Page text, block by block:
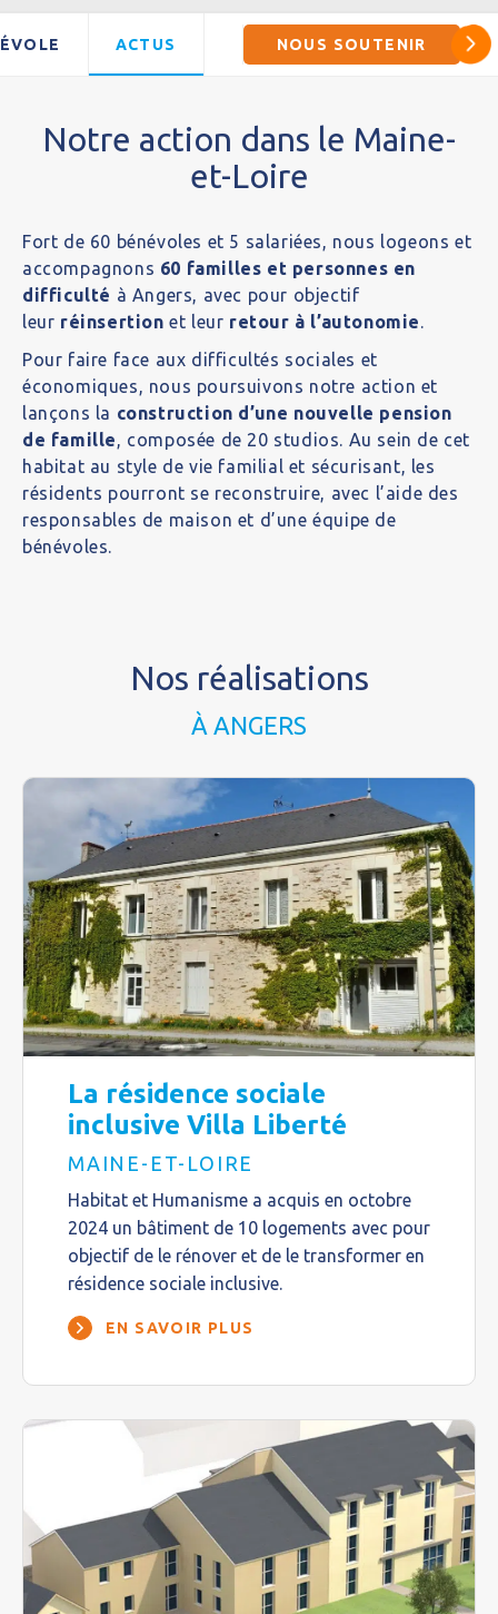
ACTUS NOUS SOUTENIR
Notre action dans le Maine-
et-Loire
Fort de 60 bénévoles et 5 salariées, nous logeons et
accompagnons 60 familles et personnes en
difficulté à Angers, avec pour objectif
leur réinsertion et leur retour à l’autonomie.
Pour faire face aux difficultés sociales et
économiques, nous poursuivons notre action et
lançons la construction d’une nouvelle pension
de famille, composée de 20 studios. Au sein de cet
habitat au style de vie familial et sécurisant, les
résidents pourront se reconstruire, avec l’aide des
responsables de maison et d’une équipe de
bénévoles.
Nos réalisations
À ANGERS
La résidence sociale
inclusive Villa Liberté
MAINE-ET-LOIRE
Habitat et Humanisme a acquis en octobre
2024 un bâtiment de 10 logements avec pour
objectif de le rénover et de le transformer en
résidence sociale inclusive.
EN SAVOIR PLUS